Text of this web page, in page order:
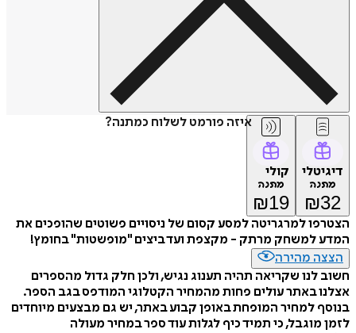
איזה פורמט לשלוח כמתנה?
דיגיטלי
מתנה
₪32
קולי
מתנה
₪19
הצטרפו למרגריטה למסע קסום של ניסויים פשוטים שהופכים את
המדע למשחק מרתק - מקצפת ועד ביצים "מופשטות" בחומץ!
הצצה מהירה
חשוב לנו שקריאה תהיה תענוג נגיש, ולכן חלק גדול מהספרים
אצלנו באתר עולים פחות מהמחיר הקטלוגי המודפס בגב הספר.
בנוסף למחיר המופחת באופן קבוע באתר, יש גם מבצעים מיוחדים
לזמן מוגבל, כי תמיד כיף לגלות עוד ספר במחיר מעולה